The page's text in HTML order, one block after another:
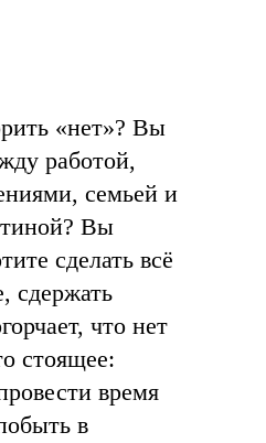
«нет»? Вы
работой,
семьей и
Вы
сделать всё
сдержать
что нет
стоящее:
время
в